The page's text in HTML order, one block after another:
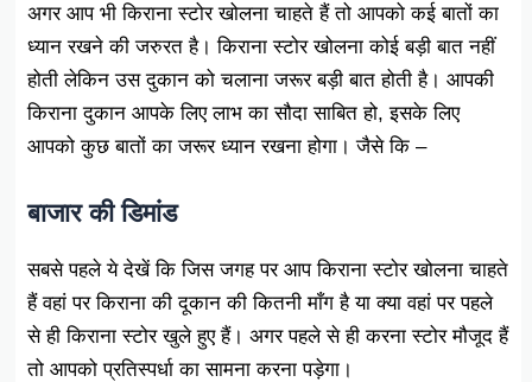
अगर आप भी किराना स्टोर खोलना चाहते हैं तो आपको कई बातों का
ध्यान रखने की जरुरत है। किराना स्टोर खोलना कोई बड़ी बात नहीं
होती लेकिन उस दुकान को चलाना जरूर बड़ी बात होती है। आपकी
किराना दुकान आपके लिए लाभ का सौदा साबित हो, इसके लिए
आपको कुछ बातों का जरूर ध्यान रखना होगा। जैसे कि –
बाजार की डिमांड
सबसे पहले ये देखें कि जिस जगह पर आप किराना स्टोर खोलना चाहते
हैं वहां पर किराना की दूकान की कितनी माँग है या क्या वहां पर पहले
से ही किराना स्टोर खुले हुए हैं। अगर पहले से ही करना स्टोर मौजूद हैं
तो आपको प्रतिस्पर्धा का सामना करना पड़ेगा।